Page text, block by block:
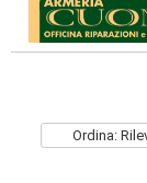
Ordina: